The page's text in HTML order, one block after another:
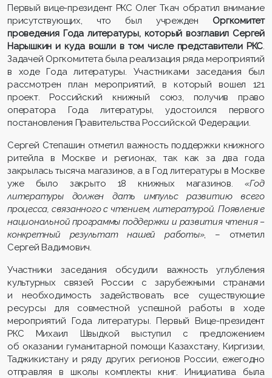
Первый вице-президент РКС Олег Ткач обратил внимание
присутствующих, что был учрежден Оргкомитет
проведения Года литературы, который возглавил Сергей
Нарышкин и куда вошли в том числе представители РКС.
Задачей Оргкомитета была реализация ряда мероприятий
в ходе Года литературы. Участниками заседания был
рассмотрен план мероприятий, в который вошел 121
проект. Российский книжный союз, получив право
оператора Года литературы, удостоился первого
постановления Правительства Российской Федерации.
Сергей Степашин отметил важность поддержки книжного
ритейла в Москве и регионах, так как за два года
закрылась тысяча магазинов, а в Год литературы в Москве
уже было закрыто 18 книжных магазинов. «Год
литературы должен дать импульс развитию всего
процесса, связанного с чтением, литературой. Появление
национальной программы поддержки и развития чтения –
конкретный результат нашей работы», – отметил
Сергей Вадимович.
Участники заседания обсудили важность углубления
культурных связей России с зарубежными странами
и необходимость задействовать все существующие
ресурсы для совместной успешной работы в ходе
мероприятий Года литературы. Первый Вице-президент
РКС Михаил Швыдкой выступил с предложением
об оказании гуманитарной помощи Казахстану, Киргизии,
Таджикистану и ряду других регионов России, ежегодно
отправляя в школы комплекты книг. Инициатива была